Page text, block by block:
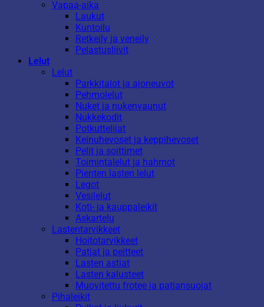
Vapaa-aika
Laukut
Kuntoilu
Retkeily ja veneily
Pelastusliivit
Lelut
Lelut
Parkkitalot ja ajoneuvot
Pehmolelut
Nuket ja nukenvaunut
Nukkekodit
Potkuttelijat
Keinuhevoset ja keppihevoset
Pelit ja soittimet
Toimintalelut ja hahmot
Pienten lasten lelut
Legot
Vesilelut
Koti- ja kauppaleikit
Askartelu
Lastentarvikkeet
Hoitotarvikkeet
Patjat ja peitteet
Lasten astiat
Lasten kalusteet
Muovitettu frotee ja patjansuojat
Pihaleikit